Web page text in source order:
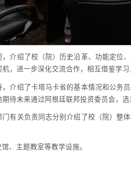
，介绍了校（院）历史沿革、功能定位
，进一步深化交流合作，相互借鉴学
介绍了卡塔马卡省的基本情况和公务
待未来通过阿根廷联邦投资委员会，
有关负责同志分别介绍了校（院）整
、主题教室等教学设施。